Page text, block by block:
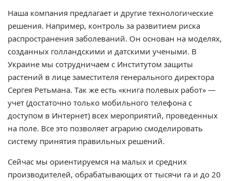
Наша компания предлагает и другие технологические
решения. Например, контроль за развитием риска
распространения заболеваний. Он основан на моделях,
созданных голландскими и датскими учеными. В
Украине мы сотрудничаем с Институтом защиты
растений в лице заместителя генерального директора
Сергея Ретьмана. Так же есть «книга полевых работ» —
учет (достаточно только мобильного телефона с
доступом в Интернет) всех мероприятий, проведенных
на поле. Все это позволяет аграрию смоделировать
систему принятия правильных решений.
Сейчас мы ориентируемся на малых и средних
производителей, обрабатывающих от тысячи га и до 20